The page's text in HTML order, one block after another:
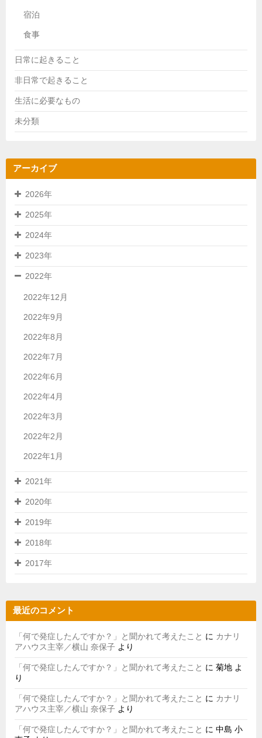
宿泊
食事
日常に起きること
非日常で起きること
生活に必要なもの
未分類
アーカイブ
2026年
2025年
2024年
2023年
2022年
2022年12月
2022年9月
2022年8月
2022年7月
2022年6月
2022年4月
2022年3月
2022年2月
2022年1月
2021年
2020年
2019年
2018年
2017年
最近のコメント
「何で発症したんですか？」と聞かれて考えたこと に カナリ
アハウス主宰／横山 奈保子 より
「何で発症したんですか？」と聞かれて考えたこと に 菊地 よ
り
「何で発症したんですか？」と聞かれて考えたこと に カナリ
アハウス主宰／横山 奈保子 より
「何で発症したんですか？」と聞かれて考えたこと に 中島 小